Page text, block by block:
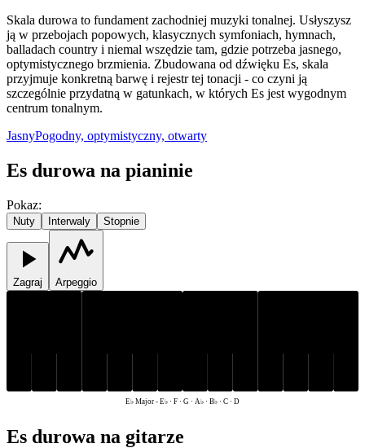
Skala durowa to fundament zachodniej muzyki tonalnej. Usłyszysz
ją w przebojach popowych, klasycznych symfoniach, hymnach,
balladach country i niemal wszędzie tam, gdzie potrzeba jasnego,
optymistycznego brzmienia. Zbudowana od dźwięku Es, skala
przyjmuje konkretną barwę i rejestr tej tonacji - co czyni ją
szczególnie przydatną w gatunkach, w których Es jest wygodnym
centrum tonalnym.
JasnyPogodny, optymistyczny, otwarty
Es durowa na pianinie
Pokaz:
Nuty Interwaly Stopnie
Zagraj Arpeggio
E♭ Major-E♭ · F · G · A♭ · B♭ · C · D
Es durowa na gitarze